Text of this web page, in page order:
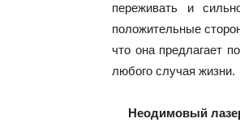
переживать и
положительные
что она предлагает
любого случая жизни.
Неодимовый